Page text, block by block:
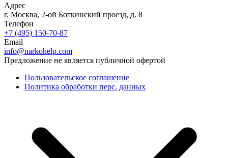
Адрес
г. Москва, 2-ой Боткинский проезд, д. 8
Телефон
+7 (495) 150-70-87
Email
info@narkohelp.com
Предложение не является публичной офертой
Пользовательское соглашение
Политика обработки перс. данных